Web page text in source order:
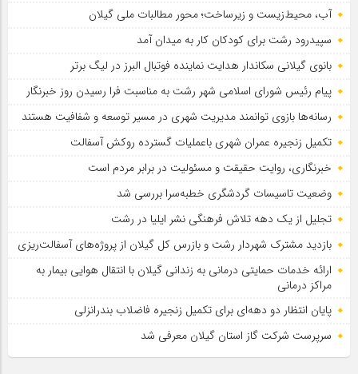
آب، محیط‌زیست و زیرساخت؛ محور مطالبات ملی گیلان
سپیدرود رشت برای کودکان کار به میدان آمد
بانوی گیلانی سکاندار هدایت نماینده فوتبال البرز در لیگ برتر
پیام رئیس شورای اسلامي شهر رشت به مناسبت فرا رسیدن روز خبرنگار
رسانه‌ها بازوی توانمند مدیریت شهری در مسیر توسعه و شفافیت هستند
تکمیل زنجیره عمران شهری باعملیات گسترده روکش آسفالت
خبرنگاری، روایت حقیقت و مسئولیت‌ در برابر مردم است
وضعیت تاسیسات گردشگری خطبه‌سرا بررسی شد
تجلیل از یک دهه تلاش فرهنگی نشر ایلیا در رشت
بازدید مشترک شهردار رشت و بازرس کل گیلان از پروژه‌های آسفالت‌ریزی
ارائه خدمات حمایتی درمانی به زندانی گیلان با انتقال هوایی بیمار به
مراکز درمانی
پایان انتظار دو دهه‌ای برای تکمیل زنجیره فاضلاب بندرانزلی
سرپرست شرکت گاز استان گیلان معرفی شد